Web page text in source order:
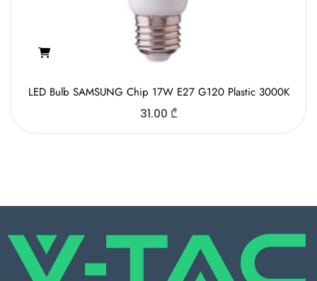
LED Bulb SAMSUNG Chip 17W E27 G120 Plastic 3000K
31.00 ₾